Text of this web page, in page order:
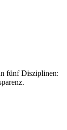
fünf Disziplinen: